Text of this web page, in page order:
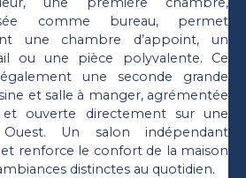
comme bureau, permet
une chambre d’appoint, un
ou une pièce polyvalente. Ce
une seconde grande
et salle à manger, agrémentée
ouverte directement sur une
Un salon indépendant
renforce le confort de la maison
distinctes au quotidien.